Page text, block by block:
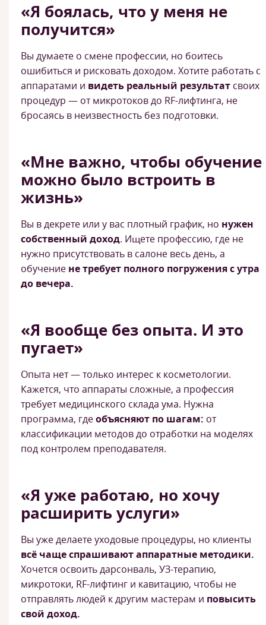
«Я боялась, что у меня не
получится»
Вы думаете о смене профессии, но боитесь
ошибиться и рисковать доходом. Хотите работать с
аппаратами и видеть реальный результат своих
процедур — от микротоков до RF-лифтинга, не
бросаясь в неизвестность без подготовки.
«Мне важно, чтобы обучение
можно было встроить в
жизнь»
Вы в декрете или у вас плотный график, но нужен
собственный доход. Ищете профессию, где не
нужно присутствовать в салоне весь день, а
обучение не требует полного погружения с утра
до вечера.
«Я вообще без опыта. И это
пугает»
Опыта нет — только интерес к косметологии.
Кажется, что аппараты сложные, а профессия
требует медицинского склада ума. Нужна
программа, гдеобъясняют по шагам: от
классификации методов до отработки на моделях
под контролем преподавателя.
«Я уже работаю, но хочу
расширить услуги»
Вы уже делаете уходовые процедуры, но клиенты
всё чаще спрашивают аппаратные методики.
Хочется освоить дарсонваль, УЗ-терапию,
микротоки, RF-лифтинг и кавитацию, чтобы не
отправлять людей к другим мастерам и повысить
свой доход.